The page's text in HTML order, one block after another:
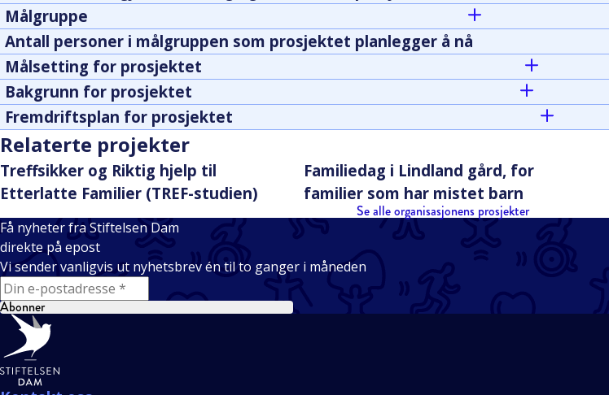
Målgruppe
Antall personer i målgruppen som prosjektet planlegger å nå
Målsetting for prosjektet
Bakgrunn for prosjektet
Fremdriftsplan for prosjektet
Relaterte projekter
Treffsikker og Riktig hjelp til
Etterlatte Familier (TREF-studien)
Familiedag i Lindland gård, for
familier som har mistet barn
Se alle organisasjonens prosjekter
Få nyheter fra Stiftelsen Dam
direkte på epost
Vi sender vanligvis ut nyhetsbrev én til to ganger i måneden
E-mail
Abonner
Bunntekst